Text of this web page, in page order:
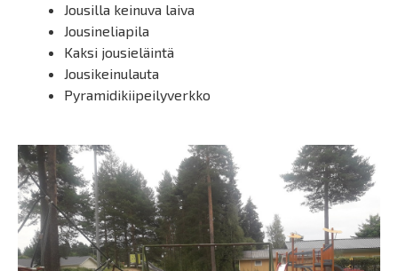
Jousilla keinuva laiva
Jousineliapila
Kaksi jousieläintä
Jousikeinulauta
Pyramidikiipeilyverkko